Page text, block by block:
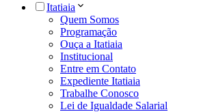
Itatiaia
Quem Somos
Programação
Ouça a Itatiaia
Institucional
Entre em Contato
Expediente Itatiaia
Trabalhe Conosco
Lei de Igualdade Salarial